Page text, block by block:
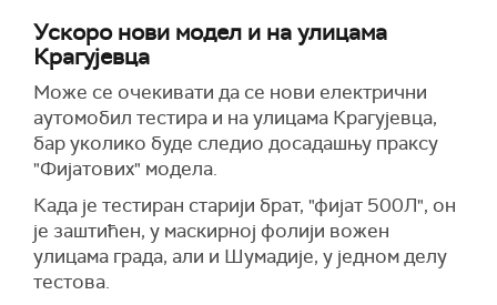
Ускоро нови модел и на улицама
Крагујевца
Може се очекивати да се нови електрични
аутомобил тестира и на улицама Крагујевца,
бар уколико буде следио досадашњу праксу
"Фијатових" модела.
Када је тестиран старији брат, "фијат 500Л", он
је заштићен, у маскирној фолији вожен
улицама града, али и Шумадије, у једном делу
тестова.